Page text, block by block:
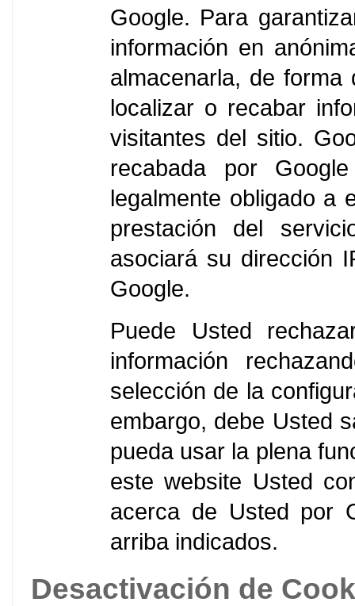
Google. Para
información en
almacenarla, de
localizar o recabar
visitantes del sitio.
recabada por
legalmente obligado a
prestación del
asociará su dirección
Google.
Puede Usted
información
selección de la
embargo, debe Usted
pueda usar la plena
este website Usted
acerca de Usted por
arriba indicados.
Desactivación de